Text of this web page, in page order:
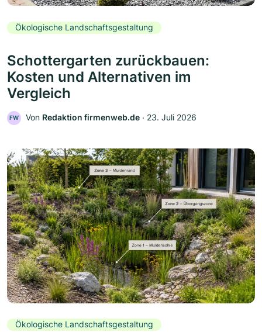
Ökologische Landschaftsgestaltung
Schottergarten zurückbauen:
Kosten und Alternativen im
Vergleich
FW Von Redaktion firmenweb.de ‧ 23. Juli 2026
Ökologische Landschaftsgestaltung